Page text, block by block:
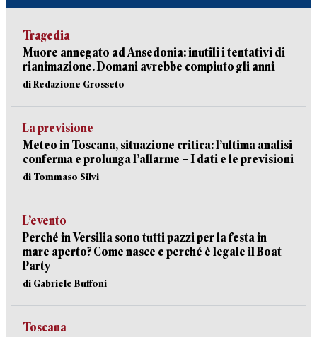
Tragedia
Muore annegato ad Ansedonia: inutili i tentativi di
rianimazione. Domani avrebbe compiuto gli anni
di Redazione Grosseto
La previsione
Meteo in Toscana, situazione critica: l’ultima analisi
conferma e prolunga l’allarme – I dati e le previsioni
di Tommaso Silvi
L’evento
Perché in Versilia sono tutti pazzi per la festa in
mare aperto? Come nasce e perché è legale il Boat
Party
di Gabriele Buffoni
Toscana